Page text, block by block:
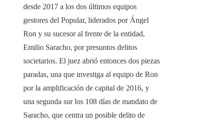
desde 2017 a los dos últimos equipos
gestores del Popular, liderados por Ángel
Ron y su sucesor al frente de la entidad,
Emilio Saracho, por presuntos delitos
societarios. El juez abrió entonces dos piezas
paradas, una que investiga al equipo de Ron
por la amplificación de capital de 2016, y
una segunda sur los 108 días de mandato de
Saracho, que centra un posible delito de